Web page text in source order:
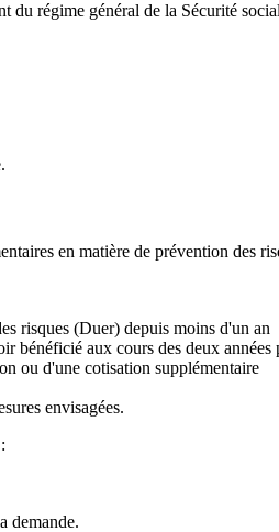
régime général de la Sécurité
en matière de prévention des
risques (Duer) depuis moins d'un an
bénéficié aux cours des deux années
ou d'une cotisation supplémentaire
envisagées.
demande.